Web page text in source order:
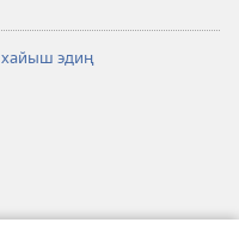
хайыш эдиң